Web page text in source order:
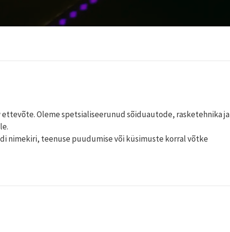
Oleme spetsialiseerunud sõiduautode, rasketehnika ja
nimekiri, teenuse puudumise või küsimuste korral võtke